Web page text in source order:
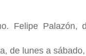
Felipe Palazón,
de lunes a